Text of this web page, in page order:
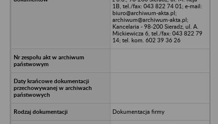
1B, tel./fax: 043 822 74 01; e-mail:
biuro@archiwum-akta.pl;
archiwum@archiwum-akta.pl;
Kancelaria - 98-200 Sieradz, ul. A.
Mickiewicza 6, tel./fax: 043 822 79
14; tel. kom. 602 39 36 26
Dokumentacja firmy